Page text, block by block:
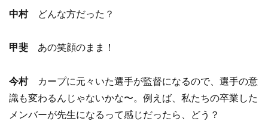
中村 どんな方だった？
甲斐 あの笑顔のまま！
今村
カープに元々いた選手が監督になるので、選手の意
識も変わるんじゃないかな〜。例えば、私たちの卒業した
メンバーが先生になるって感じだったら、どう？